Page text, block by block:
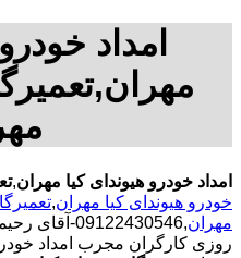
امداد
امداد خودرو هیوندای کیا مهران,
خودرو هیوندای کیا مهران,
مهران
روزی کارگران مجرب امداد